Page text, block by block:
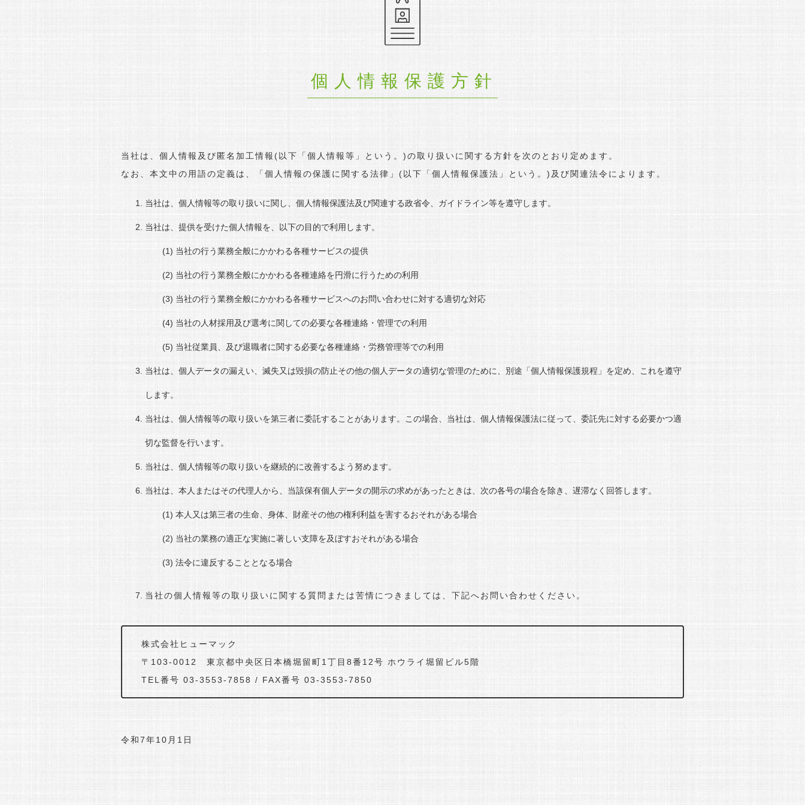
個人情報保護方針
当社は、個人情報及び匿名加工情報(以下「個人情報等」という。)の取り扱いに関する方針を次のとおり定めます。
なお、本文中の用語の定義は、「個人情報の保護に関する法律」(以下「個人情報保護法」という。)及び関連法令によります。
当社は、個人情報等の取り扱いに関し、個人情報保護法及び関連する政省令、ガイドライン等を遵守します。
当社は、提供を受けた個人情報を、以下の目的で利用します。
当社の行う業務全般にかかわる各種サービスの提供
当社の行う業務全般にかかわる各種連絡を円滑に行うための利用
当社の行う業務全般にかかわる各種サービスへのお問い合わせに対する適切な対応
当社の人材採用及び選考に関しての必要な各種連絡・管理での利用
当社従業員、及び退職者に関する必要な各種連絡・労務管理等での利用
当社は、個人データの漏えい、滅失又は毀損の防止その他の個人データの適切な管理のために、別途「個人情報保護規程」を定め、これを遵守
します。
当社は、個人情報等の取り扱いを第三者に委託することがあります。この場合、当社は、個人情報保護法に従って、委託先に対する必要かつ適
切な監督を行います。
当社は、個人情報等の取り扱いを継続的に改善するよう努めます。
当社は、本人またはその代理人から、当該保有個人データの開示の求めがあったときは、次の各号の場合を除き、遅滞なく回答します。
本人又は第三者の生命、身体、財産その他の権利利益を害するおそれがある場合
当社の業務の適正な実施に著しい支障を及ぼすおそれがある場合
法令に違反することとなる場合
当社の個人情報等の取り扱いに関する質問または苦情につきましては、下記へお問い合わせください。
株式会社ヒューマック
〒103-0012 東京都中央区日本橋堀留町1丁目8番12号 ホウライ堀留ビル5階
TEL番号 03-3553-7858 / FAX番号 03-3553-7850
令和7年10月1日